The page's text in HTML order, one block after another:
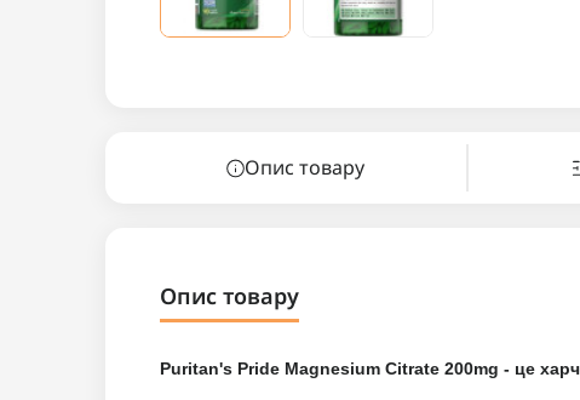
Опис товару
Опис товару
Puritan's Pride Magnesium Citrate 200mg - це